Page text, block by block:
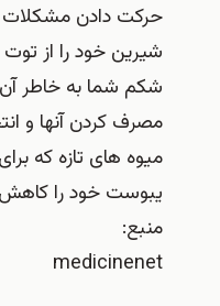
حرکت دادن
شیرین خود را از
شکم شما به خاطر
مصرف کردن آنها و
میوه های تازه که
یبوست خود را
منبع:
medicinenet